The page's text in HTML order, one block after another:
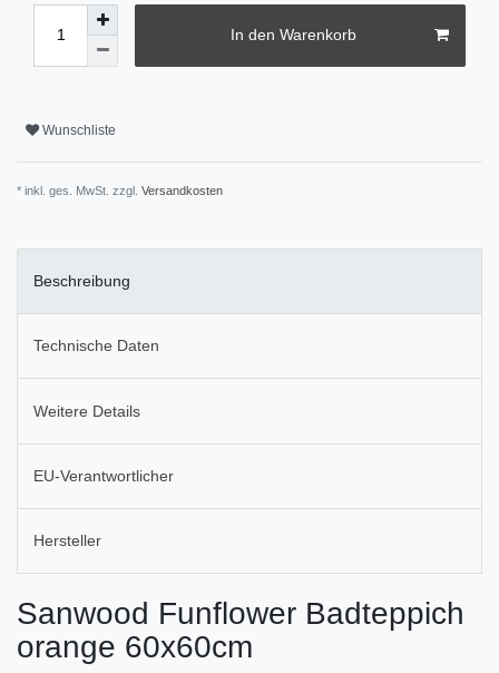
In den Warenkorb
Wunschliste
* inkl. ges. MwSt. zzgl. Versandkosten
Beschreibung
Technische Daten
Weitere Details
EU-Verantwortlicher
Hersteller
Sanwood Funflower Badteppich
orange 60x60cm